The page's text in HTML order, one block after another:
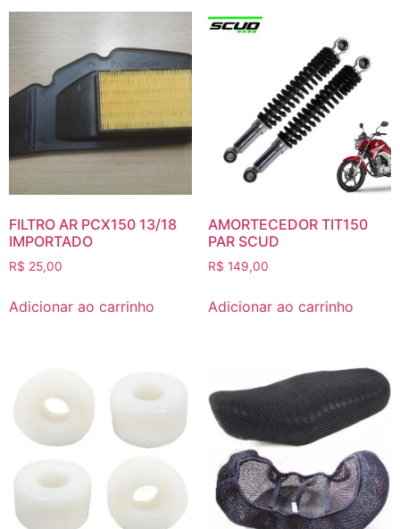
FILTRO AR PCX150 13/18
IMPORTADO
R$ 25,00
Adicionar ao carrinho
AMORTECEDOR TIT150
PAR SCUD
R$ 149,00
Adicionar ao carrinho